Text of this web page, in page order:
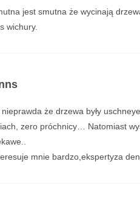
jest smutna że wycinają
wichury.
nieprawda że drzewa były
zero próchnicy… Natomiast
mnie bardzo,ekspertyza